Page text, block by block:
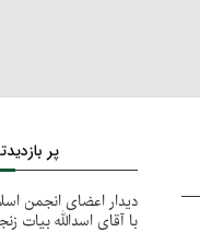
پر
دیدار اعضای انجمن
با آقای اسدالله بیات